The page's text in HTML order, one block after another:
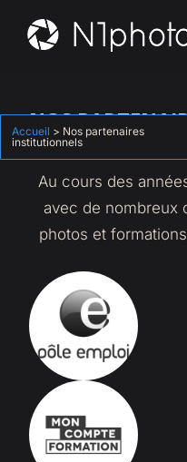
contenu
Accueil > Nos partenaires
institutionnels
NOS
Au cours des
avec de nombreux
photos et